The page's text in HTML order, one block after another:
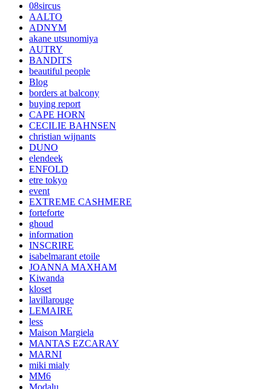
08sircus
AALTO
ADNYM
akane utsunomiya
AUTRY
BANDITS
beautiful people
Blog
borders at balcony
buying report
CAPE HORN
CECILIE BAHNSEN
christian wijnants
DUNO
elendeek
ENFOLD
etre tokyo
event
EXTREME CASHMERE
forteforte
ghoud
information
INSCRIRE
isabelmarant etoile
JOANNA MAXHAM
Kiwanda
kloset
lavillarouge
LEMAIRE
less
Maison Margiela
MANTAS EZCARAY
MARNI
miki mialy
MM6
Modalu